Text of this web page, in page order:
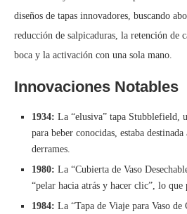
diseños de tapas innovadores, buscando
reducción de salpicaduras, la retención de
boca y la activación con una sola mano.
Innovaciones Notables
1934: La “elusiva” tapa Stubblefield,
para beber conocidas, estaba
derrames.
1980: La “Cubierta de Vaso
“pelar hacia atrás y hacer clic”, lo
1984: La “Tapa de Viaje para Vaso de